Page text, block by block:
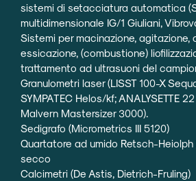
sistemi di setacciatura automatica
multidimensionale IG/1 Giuliani,
Sistemi per macinazione, agitazione,
essicazione, (combustione)
trattamento ad ultrasuoni del
Granulometri laser (LISST 100-X
SYMPATEC Helos/kf; ANALYSETTE
Malvern Mastersizer 3000).
Sedigrafo (Micrometrics III 5120)
Quartatore ad umido Retsch-Heiolph
secco
Calcimetri (De Astis, Dietrich-Fruling)